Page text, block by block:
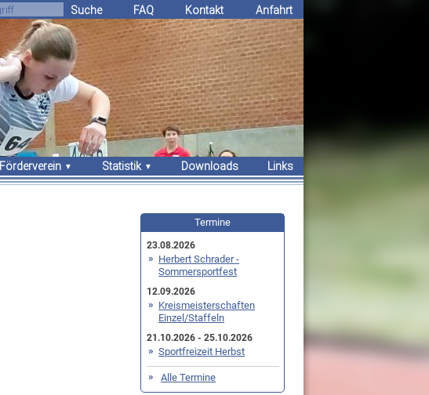
Förderverein
Unsere Arbeit
Statistik
Erfolge
Downloads Links
Suche FAQ Kontakt Anfahrt
Termine
23.08.2026
Herbert Schrader -
Sommersportfest
12.09.2026
Kreismeisterschaften
Einzel/Staffeln
21.10.2026 - 25.10.2026
Sportfreizeit Herbst
Alle Termine